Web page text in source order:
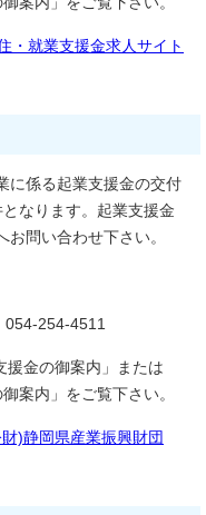
・就業支援金求人サイト
に係る起業支援金の交付
なります。起業支援金
問い合わせ下さい。
254-4511
金の御案内」または
案内」をご覧下さい。
)静岡県産業振興財団